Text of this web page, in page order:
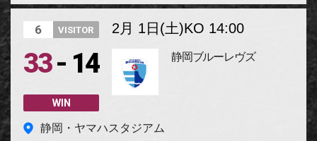
グビー場
6 VISITOR 2月 1日(土)KO 14:00
33- 14
WIN
静岡ブルーレヴズ
静岡・ヤマハスタジアム